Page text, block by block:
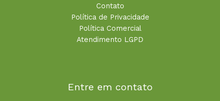
Contato
Política de Privacidade
Política Comercial
Atendimento LGPD
Entre em contato